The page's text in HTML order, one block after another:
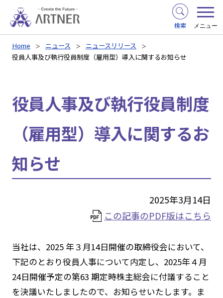
検索 メニュー
Home ニュース
ニュースリリース
役員人事及び執行役員制度（雇用型）導入に関するお知らせ
役員人事及び執行役員制度
（雇用型）導入に関するお
知らせ
2025年3月14日
この記事のPDF版はこちら
当社は、2025 年３月14日開催の取締役会において、
下記のとおり役員人事について内定し、2025年４月
24日開催予定の第63 期定時株主総会に付議すること
を決議いたしましたので、お知らせいたします。ま